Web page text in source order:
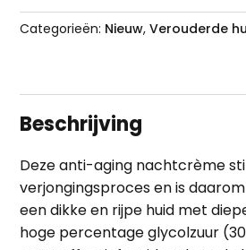
Categorieën: Nieuw,Verouderde
Beschrijving
Deze anti-aging nachtcrème
verjongingsproces en is
een dikke en rijpe huid met
hoge percentage glycolzuur